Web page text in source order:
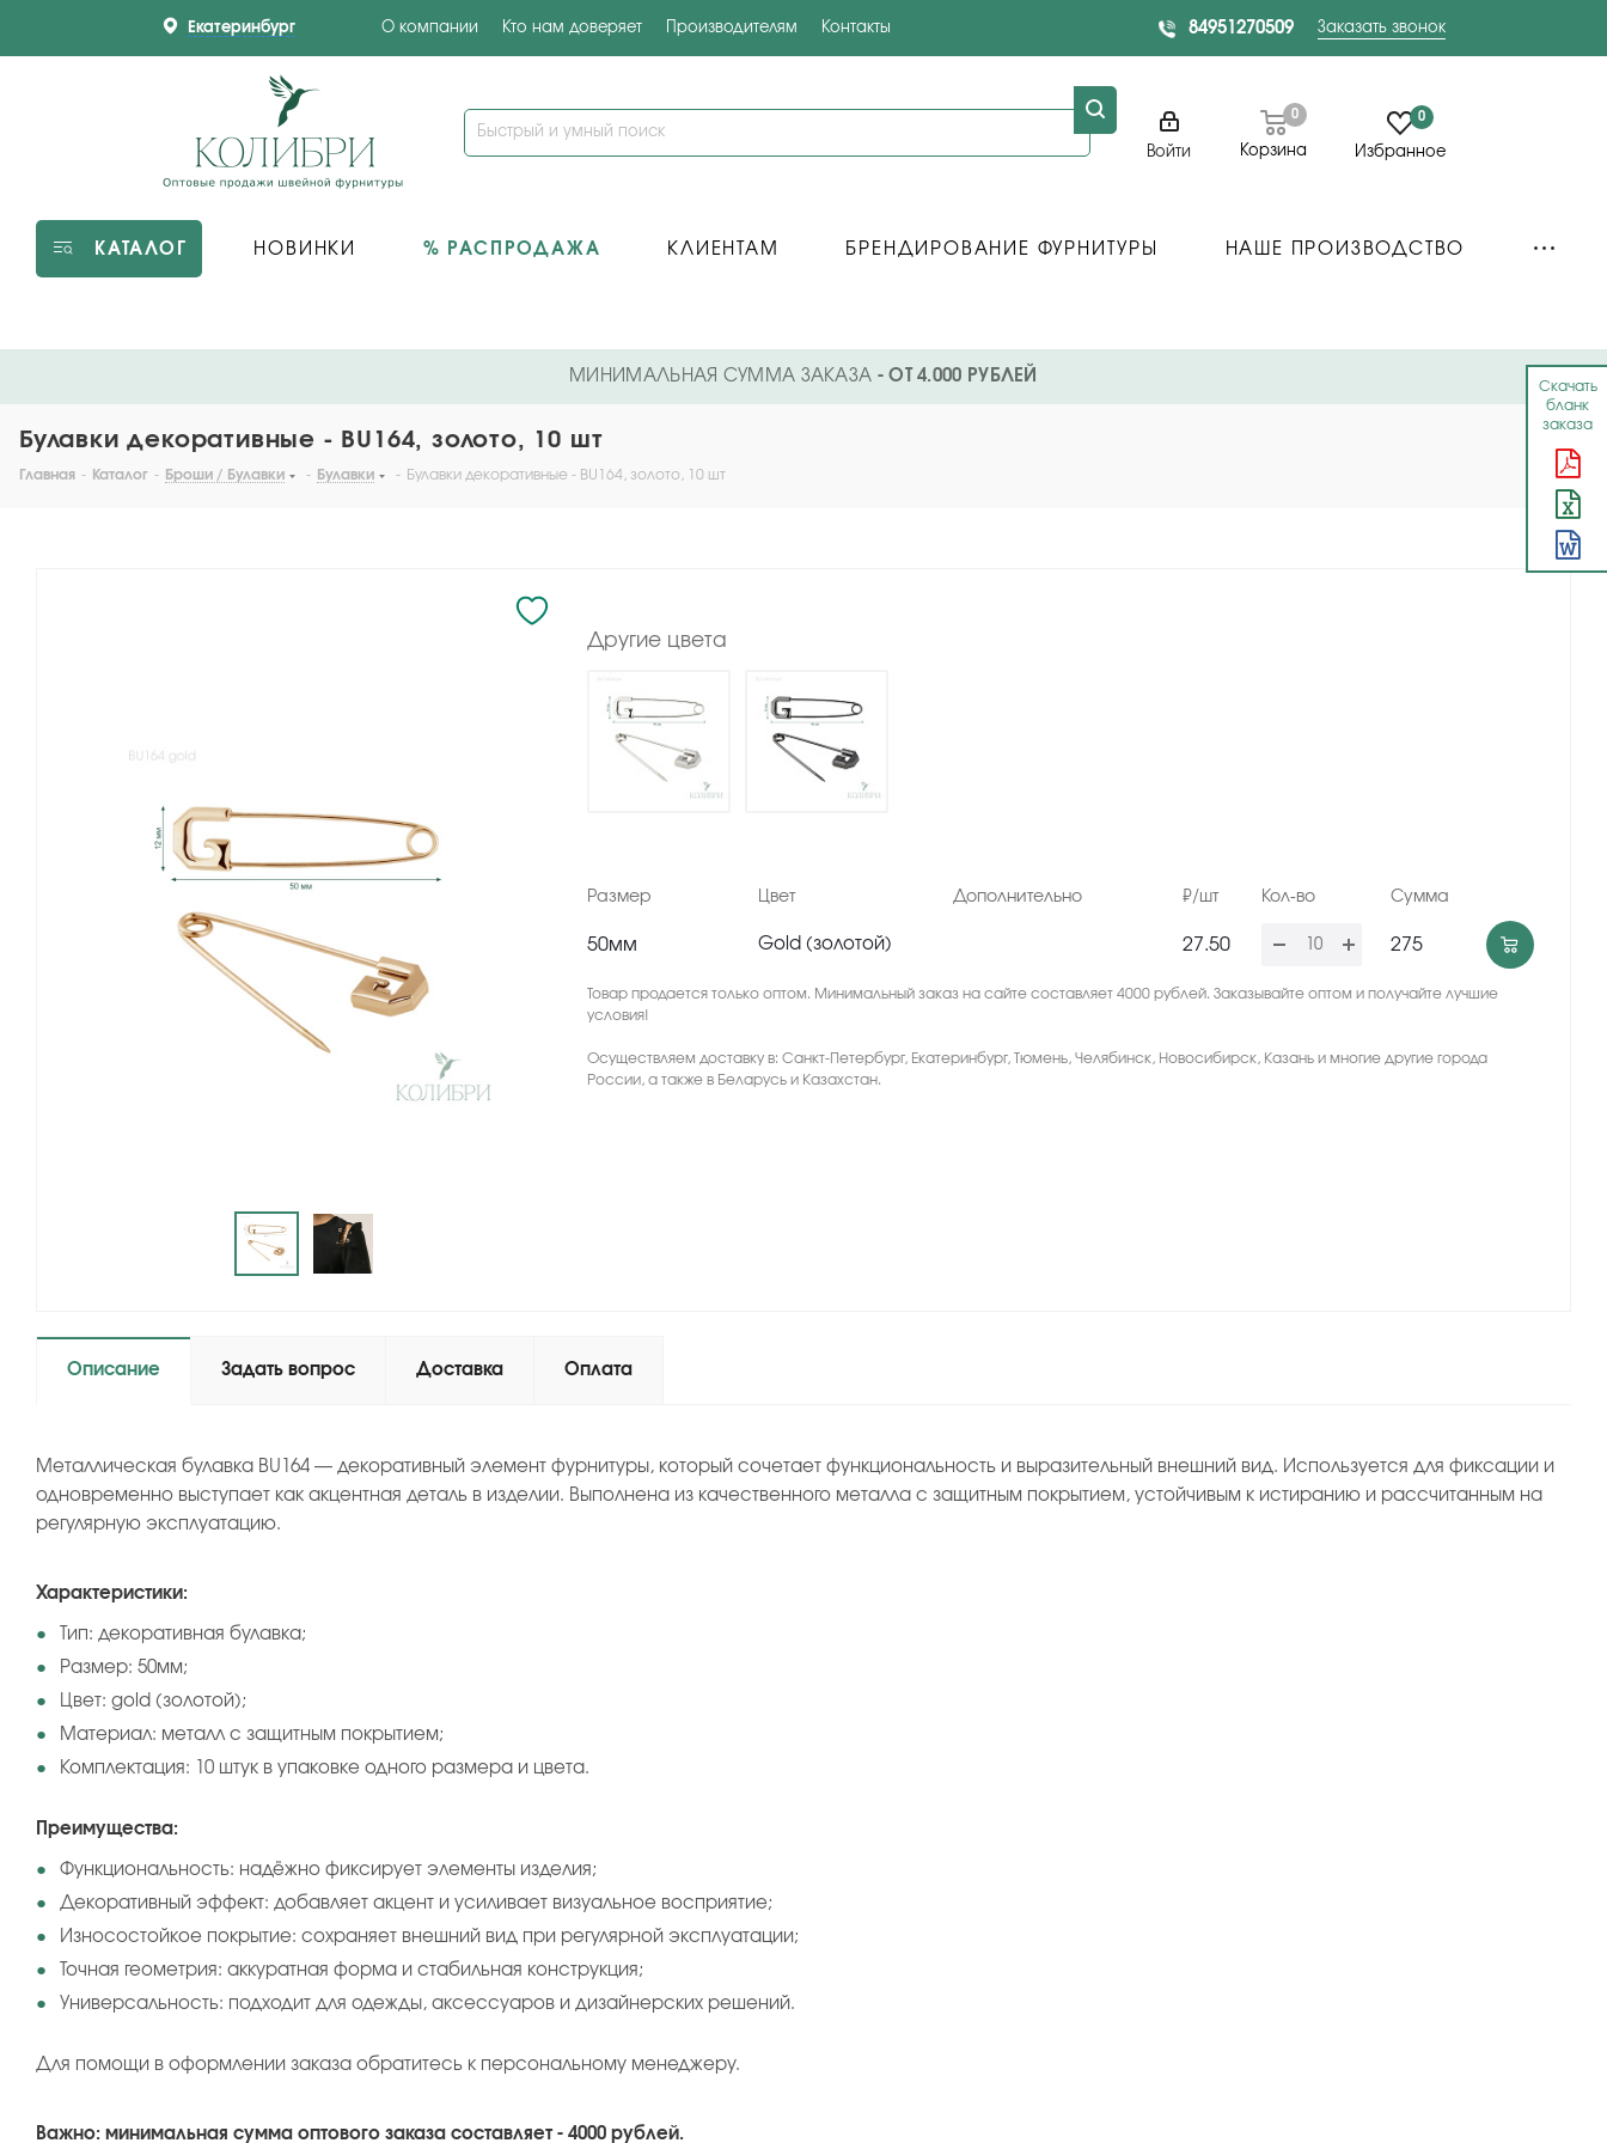
Скачать
бланк
заказа
Екатеринбург О компании Кто нам доверяет Производителям Контакты 84951270509 Заказать звонок
Войти Корзина
0 0
Избранное
КАТАЛОГ НОВИНКИ % РАСПРОДАЖА КЛИЕНТАМ БРЕНДИРОВАНИЕ ФУРНИТУРЫ НАШЕ ПРОИЗВОДСТВО
МИНИМАЛЬНАЯ СУММА ЗАКАЗА - ОТ 4.000 РУБЛЕЙ
Булавки декоративные - BU164, золото, 10 шт
Главная - Каталог - Броши / Булавки - Булавки - Булавки декоративные - BU164, золото, 10 шт
Другие цвета
Размер Цвет Дополнительно ₽/шт Кол-во Сумма
50мм Gold (золотой) 27.50 275
Товар продается только оптом. Минимальный заказ на сайте составляет 4000 рублей. Заказывайте оптом и получайте лучшие
условия!
Осуществляем доставку в: Санкт-Петербург, Екатеринбург, Тюмень, Челябинск, Новосибирск, Казань и многие другие города
России, а также в Беларусь и Казахстан.
Описание Задать вопрос Доставка Оплата
Металлическая булавка BU164 — декоративный элемент фурнитуры, который сочетает функциональность и выразительный внешний вид. Используется для фиксации и
одновременно выступает как акцентная деталь в изделии. Выполнена из качественного металла с защитным покрытием, устойчивым к истиранию и рассчитанным на
регулярную эксплуатацию.
Характеристики:
Тип: декоративная булавка;
Размер: 50мм;
Цвет: gold (золотой);
Материал: металл с защитным покрытием;
Комплектация: 10 штук в упаковке одного размера и цвета.
Преимущества:
Функциональность: надёжно фиксирует элементы изделия;
Декоративный эффект: добавляет акцент и усиливает визуальное восприятие;
Износостойкое покрытие: сохраняет внешний вид при регулярной эксплуатации;
Точная геометрия: аккуратная форма и стабильная конструкция;
Универсальность: подходит для одежды, аксессуаров и дизайнерских решений.
Для помощи в оформлении заказа обратитесь к персональному менеджеру.
Важно: минимальная сумма оптового заказа составляет - 4000 рублей.